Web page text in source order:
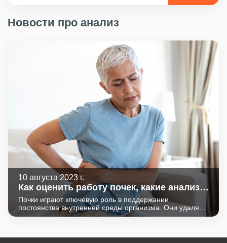
Новости про анализ
10 августа 2023 г.
Как оценить работу почек, какие анализы
надо сдать?
Почки играют ключевую роль в поддержании
постоянства внутренней среды организма. Они удаляют
продукты обмена, токсические вещества, лекарства,